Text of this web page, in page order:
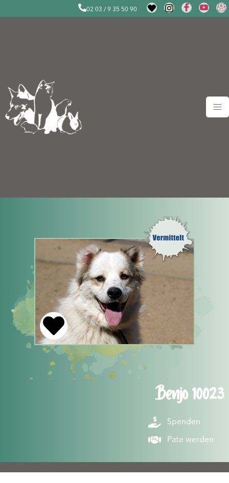
02 03 / 9 35 50 90
Benjo 10023
Spenden
Pate werden